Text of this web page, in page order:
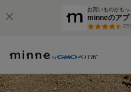
お買いものがも
minneのアプ
3万